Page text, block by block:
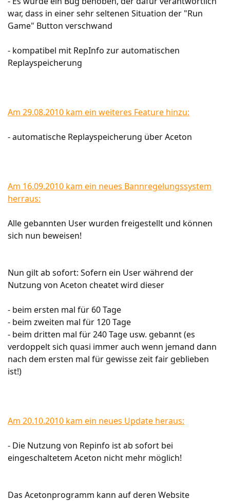
war, dass in einer sehr seltenen Situation der "Run
Game" Button verschwand
- kompatibel mit RepInfo zur automatischen
Replayspeicherung
Am 29.08.2010 kam ein weiteres Feature hinzu:
- automatische Replayspeicherung über Aceton
Am 16.09.2010 kam ein neues Bannregelungssystem
herraus:
Alle gebannten User wurden freigestellt und können
sich nun beweisen!
Nun gilt ab sofort: Sofern ein User während der
Nutzung von Aceton cheatet wird dieser
- beim ersten mal für 60 Tage
- beim zweiten mal für 120 Tage
- beim dritten mal für 240 Tage usw. gebannt (es
verdoppelt sich quasi immer auch wenn jemand dann
nach dem ersten mal für gewisse zeit fair geblieben
ist!)
Am 20.10.2010 kam ein neues Update heraus:
- Die Nutzung von Repinfo ist ab sofort bei
eingeschaltetem Aceton nicht mehr möglich!
Das Acetonprogramm kann auf deren Website